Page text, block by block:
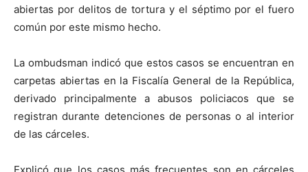
abiertas por delitos de tortura y el séptimo por el fuero
común por este mismo hecho.
La ombudsman indicó que estos casos se encuentran en
carpetas abiertas en la Fiscalía General de la República,
derivado principalmente a abusos policiacos que se
registran durante detenciones de personas o al interior
de las cárceles.